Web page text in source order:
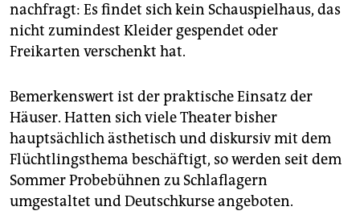
nachfragt: Es findet sich kein Schauspielhaus, das
nicht zumindest Kleider gespendet oder
Freikarten verschenkt hat.
Bemerkenswert ist der praktische Einsatz der
Häuser. Hatten sich viele Theater bisher
hauptsächlich ästhetisch und diskursiv mit dem
Flüchtlingsthema beschäftigt, so werden seit dem
Sommer Probebühnen zu Schlaflagern
umgestaltet und Deutschkurse angeboten.